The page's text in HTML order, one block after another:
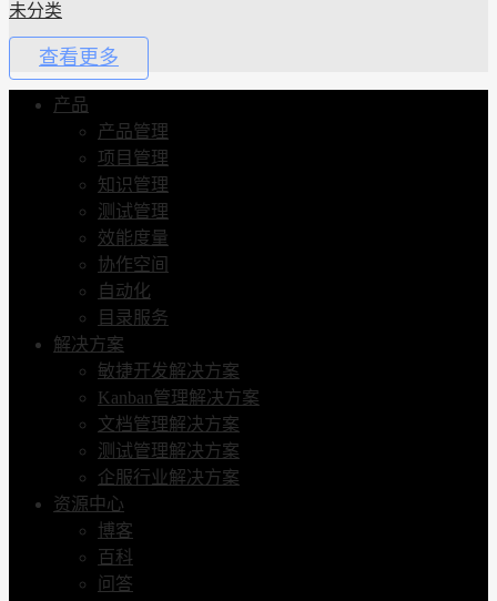
未分类
查看更多
产品
产品管理
项目管理
知识管理
测试管理
效能度量
协作空间
自动化
目录服务
解决方案
敏捷开发解决方案
Kanban管理解决方案
文档管理解决方案
测试管理解决方案
企服行业解决方案
资源中心
博客
百科
问答